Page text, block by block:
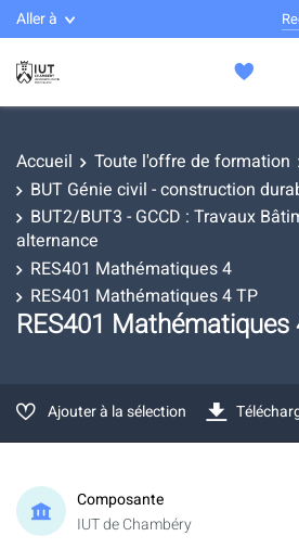
Aller à
Accueil Toute l'offre de formation
BUT Génie civil - construction
BUT2/BUT3 - GCCD : Travaux
alternance
RES401 Mathématiques 4
RES401 Mathématiques 4 TP
RES401 Mathématiques
Ajouter à la sélection
Composante
IUT de Chambéry